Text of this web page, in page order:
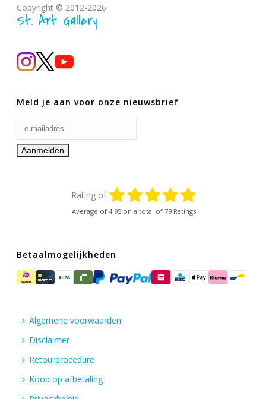
Copyright © 2012-2026
St. Art Gallery
Meld je aan voor onze nieuwsbrief
Rating of
Average of 4.95 on a total of 79 Ratings
Betaalmogelijkheden
Algemene voorwaarden
Disclaimer
Retourprocedure
Koop op afbetaling